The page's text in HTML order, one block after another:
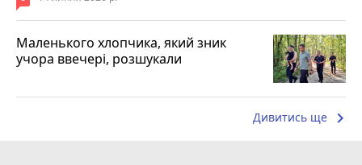
Маленького хлопчика, який зник
учора ввечері, розшукали
Дивитись ще keyboard_arrow_right